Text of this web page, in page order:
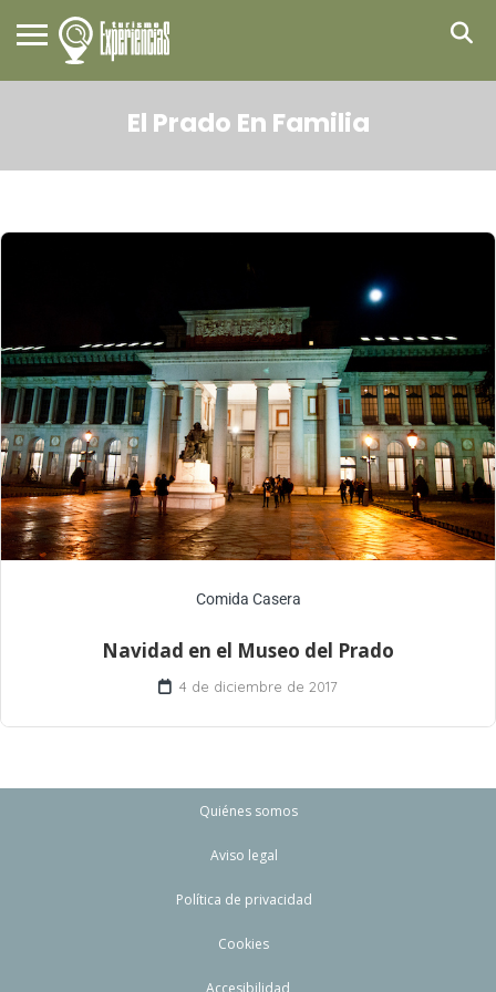
El Prado En Familia
Comida Casera
Navidad en el Museo del Prado
4 de diciembre de 2017
Quiénes somos
Aviso legal
Política de privacidad
Cookies